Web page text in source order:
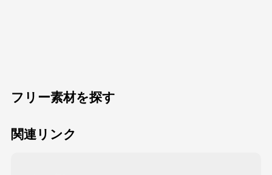
フリー素材を探す
関連リンク